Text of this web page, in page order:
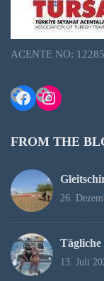
ACENTE NO: 12285
Facebook
Instagram
FROM THE
26.
Tägliche
13. Juli